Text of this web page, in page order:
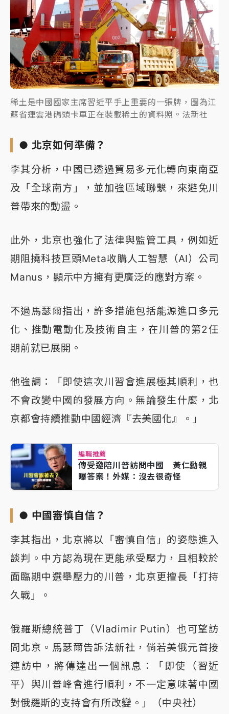
稀土是中國國家主席習近平手上重要的一張牌，圖為江
蘇省連雲港碼頭卡車正在裝載稀土的資料照。法新社
● 北京如何準備？
李其分析，中國已透過貿易多元化轉向東南亞
及「全球南方」，並加強區域聯繫，來避免川
普帶來的動盪。
此外，北京也強化了法律與監管工具，例如近
期阻撓科技巨頭Meta收購人工智慧（AI）公司
Manus，顯示中方擁有更廣泛的應對方案。
不過馬瑟爾指出，許多措施包括能源進口多元
化、推動電動化及技術自主，在川普的第2任
期前就已展開。
他強調：「即使這次川習會進展極其順利，也
不會改變中國的發展方向。無論發生什麼，北
京都會持續推動中國經濟『去美國化』。」
編輯推薦
傳受邀陪川普訪問中國 黃仁勳親
曝答案！外媒：沒去很奇怪
● 中國審慎自信？
李其指出，北京將以「審慎自信」的姿態進入
談判。中方認為現在更能承受壓力，且相較於
面臨期中選舉壓力的川普，北京更擅長「打持
久戰」。
俄羅斯總統普丁（Vladimir Putin）也可望訪
問北京。馬瑟爾告訴法新社，倘若美俄元首接
連訪中，將傳達出一個訊息：「即使（習近
平）與川普峰會進行順利，不一定意味著中國
對俄羅斯的支持會有所改變。」（中央社）